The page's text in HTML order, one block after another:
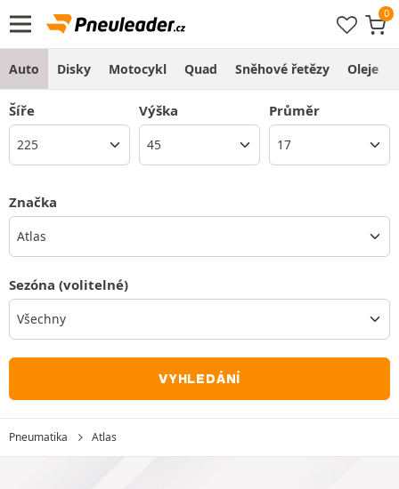
Auto Disky Motocykl Quad Sněhové řetězy Oleje
Šíře Výška Průměr
Značka
Atlas
Sezóna (volitelné)
VYHLEDÁNÍ
Pneumatika Atlas